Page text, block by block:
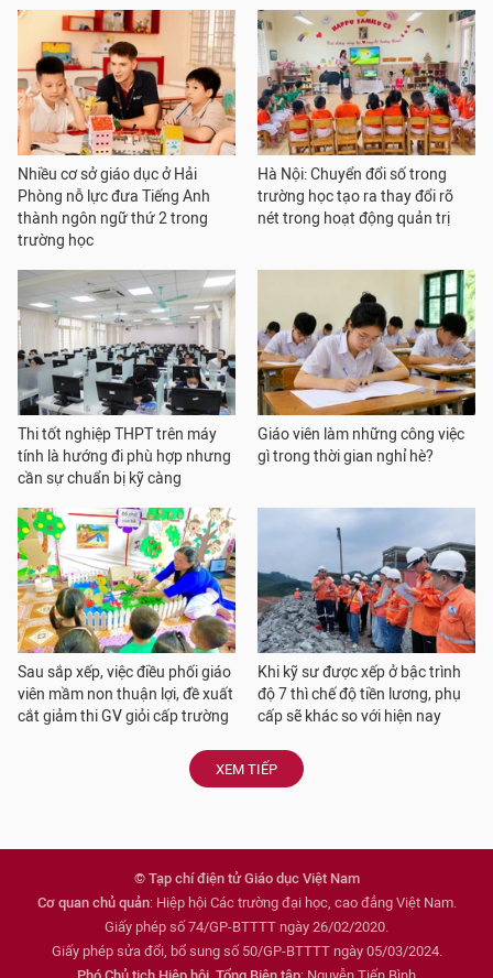
Nhiều cơ sở giáo dục ở Hải
Phòng nỗ lực đưa Tiếng Anh
thành ngôn ngữ thứ 2 trong
trường học
Hà Nội: Chuyển đổi số trong
trường học tạo ra thay đổi rõ
nét trong hoạt động quản trị
Thi tốt nghiệp THPT trên máy
tính là hướng đi phù hợp nhưng
cần sự chuẩn bị kỹ càng
Giáo viên làm những công việc
gì trong thời gian nghỉ hè?
Sau sắp xếp, việc điều phối giáo
viên mầm non thuận lợi, đề xuất
cắt giảm thi GV giỏi cấp trường
Khi kỹ sư được xếp ở bậc trình
độ 7 thì chế độ tiền lương, phụ
cấp sẽ khác so với hiện nay
XEM TIẾP
© Tạp chí điện tử Giáo dục Việt Nam
Cơ quan chủ quản: Hiệp hội Các trường đại học, cao đẳng Việt Nam.
Giấy phép số 74/GP-BTTTT ngày 26/02/2020.
Giấy phép sửa đổi, bổ sung số 50/GP-BTTTT ngày 05/03/2024.